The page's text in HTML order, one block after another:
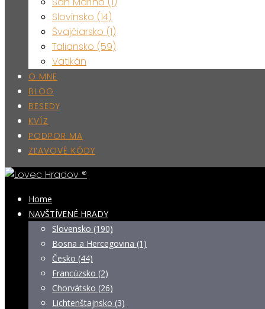
Slovinsko (14)
Švajčiarsko (1)
Taliansko (59)
Vatikán
O MNE
BLOG
BESEDY
KVÍZ
PODPOR MA
ZĽAVOVÉ KÓDY
Home
NAVŠTÍVENÉ HRADY
Slovensko (190)
Bosna a Hercegovina (1)
Česko (44)
Francúzsko (2)
Chorvátsko (26)
Lichtenštajnsko (3)